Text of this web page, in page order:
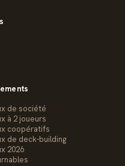
de société
à 2 joueurs
coopératifs
de deck-building
2026